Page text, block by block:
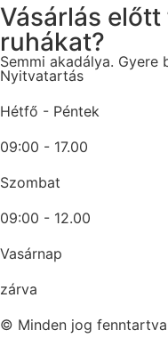
Vásárlás
ruhákat?
Semmi akadálya. Gyere
Nyitvatartás
Hétfő - Péntek
09:00 - 17.00
Szombat
09:00 - 12.00
Vasárnap
zárva
© Minden jog